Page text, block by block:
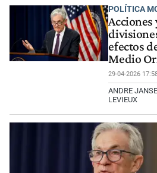
POLÍTICA
Acciones
efectos
Medio
29-04-2026
ANDRE
LEVIEUX